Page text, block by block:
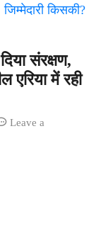
संरक्षण,
एरिया में रही
Leave a